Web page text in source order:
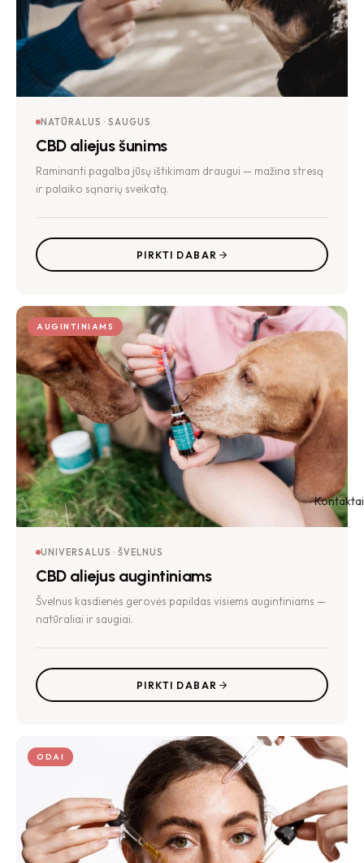
Kontaktai
NATŪRALUS · SAUGUS
CBD aliejus šunims
Raminanti pagalba jūsų ištikimam draugui — mažina stresą
ir palaiko sąnarių sveikatą.
PIRKTI DABAR
AUGINTINIAMS
UNIVERSALUS · ŠVELNUS
CBD aliejus augintiniams
Švelnus kasdienės gerovės papildas visiems augintiniams —
natūraliai ir saugiai.
PIRKTI DABAR
ODAI